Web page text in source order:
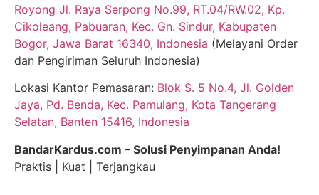
Royong Jl. Raya Serpong No.99, RT.04/RW.02, Kp.
Cikoleang, Pabuaran, Kec. Gn. Sindur, Kabupaten
Bogor, Jawa Barat 16340, Indonesia (Melayani Order
dan Pengiriman Seluruh Indonesia)
Lokasi Kantor Pemasaran: Blok S. 5 No.4, Jl. Golden
Jaya, Pd. Benda, Kec. Pamulang, Kota Tangerang
Selatan, Banten 15416, Indonesia
BandarKardus.com – Solusi Penyimpanan Anda!
Praktis | Kuat | Terjangkau